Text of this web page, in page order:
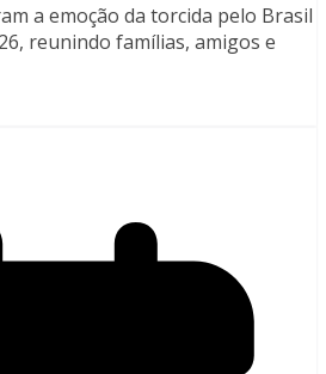
a emoção da torcida pelo Brasil
reunindo famílias, amigos e